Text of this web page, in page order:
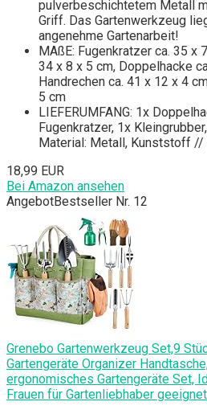
pulverbeschichtetem Metall
Griff. Das Gartenwerkzeug
angenehme Gartenarbeit!
MAßE: Fugenkratzer ca. 35 x
34 x 8 x 5 cm, Doppelhacke
Handrechen ca. 41 x 12 x 4
5 cm
LIEFERUMFANG: 1x
Fugenkratzer, 1x
Material: Metall, Kunststoff //
18,99 EUR
Bei Amazon ansehen
AngebotBestseller Nr. 12
Grenebo Gartenwerkzeug Set,9
Gartengeräte Organizer
ergonomisches Gartengeräte Set,
Frauen für Gartenliebhaber